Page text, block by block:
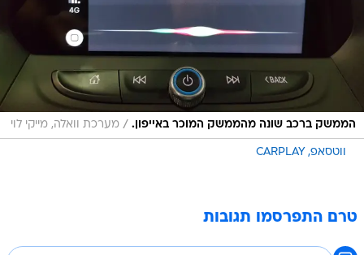
הממשק ברכב שונה מהממשק המוכר באייפון. / מערכת וואלה, מייקי לוי
ווטסאפ CARPLAY
טרם התפרסמו תגובות